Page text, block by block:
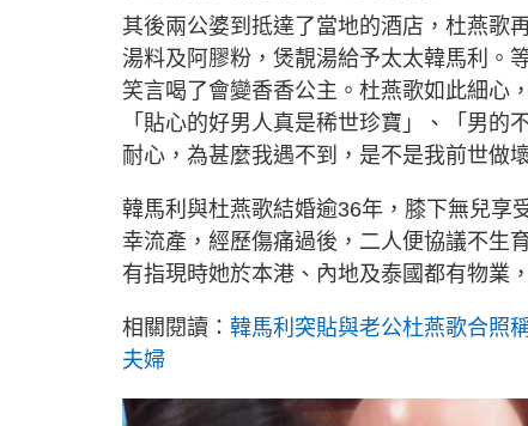
其後兩公婆到抵達了當地的酒店，杜燕歌
湯料及阿膠粉，煲靚湯給予太太韓馬利。
笑言喝了會變香香公主。杜燕歌如此細心
「貼心的好男人真是稀世珍寶」、「男
耐心，為甚麼我遇不到，是不是我前世做
韓馬利與杜燕歌結婚逾36年，膝下無兒享
幸流產，經歷傷痛過後，二人便協議不生
有指現時她於本港、內地及泰國都有物業
相關閱讀： 韓馬利突貼與老公杜燕歌合照
夫婦